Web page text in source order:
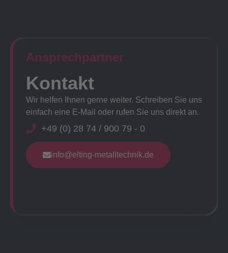
Ansprechpartner​
Kontakt
Wir helfen Ihnen gerne weiter. Schreiben Sie uns
einfach eine E-Mail oder rufen Sie uns direkt an.
+49 (0) 28 74 / 900 79 - 0
info@elting-metalltechnik.de